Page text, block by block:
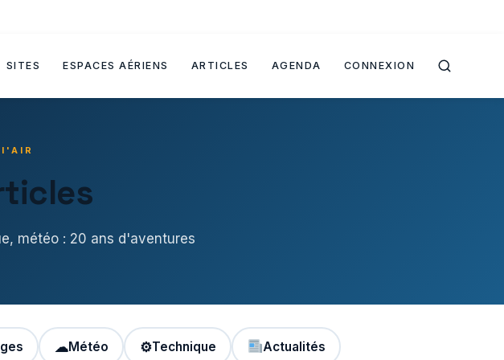
SITES ESPACES AÉRIENS ARTICLES AGENDA CONNEXION
météo : 20 ans d'aventures
☁Météo ⚙Technique Actualités